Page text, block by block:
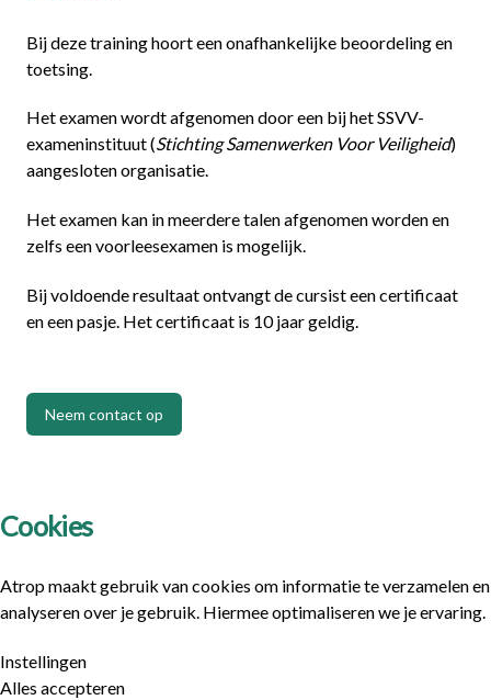
Bij deze training hoort een onafhankelijke beoordeling en
toetsing.
Het examen wordt afgenomen door een bij het SSVV-
exameninstituut (Stichting Samenwerken Voor Veiligheid)
aangesloten organisatie.
Het examen kan in meerdere talen afgenomen worden en
zelfs een voorleesexamen is mogelijk.
Bij voldoende resultaat ontvangt de cursist een certificaat
en een pasje. Het certificaat is 10 jaar geldig.
Neem contact op
Cookies
Atrop maakt gebruik van cookies om informatie te verzamelen en
analyseren over je gebruik. Hiermee optimaliseren we je ervaring.
Instellingen
Alles accepteren